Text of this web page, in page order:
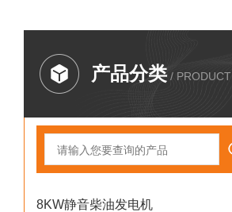
产品分类 / PRODUCT
8KW静音柴油发电机